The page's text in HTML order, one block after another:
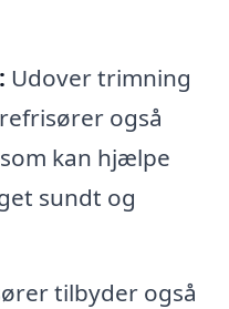
Udover trimning
også
kan hjælpe
sundt og
tilbyder også